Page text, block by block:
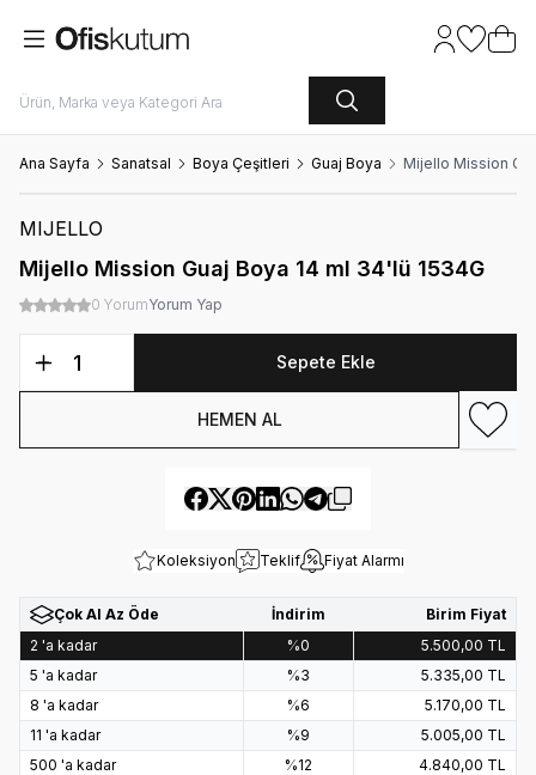
Hesabım
Ana Sayfa Sanatsal Boya Çeşitleri Guaj Boya Mijello Mission
MIJELLO
Mijello Mission Guaj Boya 14 ml 34'lü 1534G
0 YorumYorum Yap
Sepete Ekle
HEMEN AL
Koleksiyon Teklif Fiyat Alarmı
Çok Al Az Öde İndirim
Birim Fiyat
2 'a kadar
%0 5.500,00 TL
5 'a kadar
%3 5.335,00 TL
8 'a kadar
%6 5.170,00 TL
11 'a kadar
%9 5.005,00 TL
500 'a kadar
%12 4.840,00 TL